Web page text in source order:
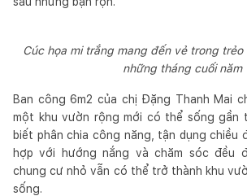
Cúc họa mi trắng mang đến vẻ trong
những tháng cuối năm
Ban công 6m2 của chị Đặng Thanh Mai
một khu vườn rộng mới có thể sống gần
biết phân chia công năng, tận dụng chiều
hợp với hướng nắng và chăm sóc đều
chung cư nhỏ vẫn có thể trở thành khu
sống.